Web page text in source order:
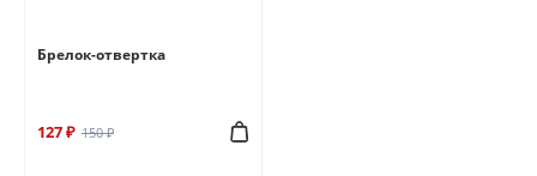
Брелок-отвертка
127 ₽ 150 ₽